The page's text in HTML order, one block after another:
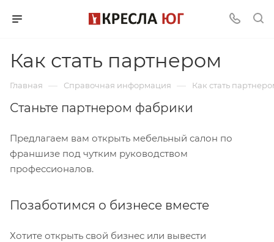
Как стать партнером
Главная — Справочная информация — Как стать
Станьте партнером фабрики
Предлагаем вам открыть мебельный салон по
франшизе под чутким руководством
профессионалов.
Позаботимся о бизнесе вместе
Хотите открыть свой бизнес или вывести